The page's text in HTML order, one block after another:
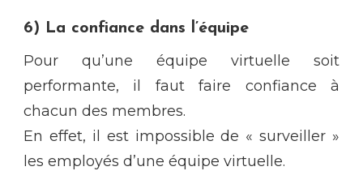
6) La confiance dans l’équipe
Pour qu’une équipe virtuelle soit
performante, il faut faire confiance à
chacun des membres.
En effet, il est impossible de « surveiller »
les employés d’une équipe virtuelle.